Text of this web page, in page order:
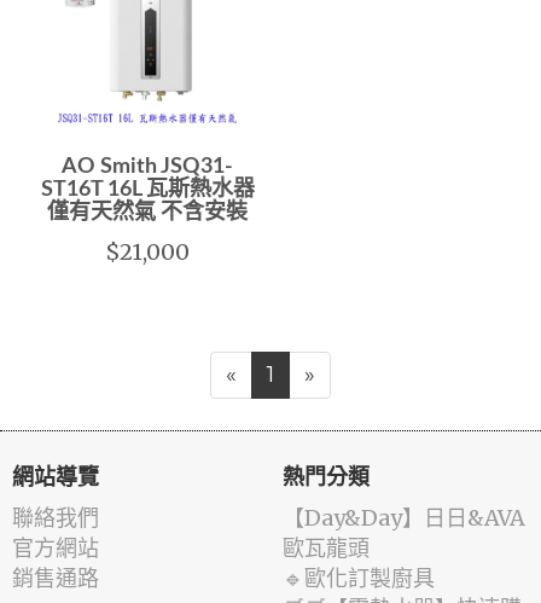
AO Smith JSQ31-
ST16T 16L 瓦斯熱水器
僅有天然氣 不含安裝
$21,000
« 1 »
網站導覽
聯絡我們
官方網站
銷售通路
熱門分類
️【Day&Day】️日日&AVA
歐瓦龍頭
🔹歐化訂製廚具